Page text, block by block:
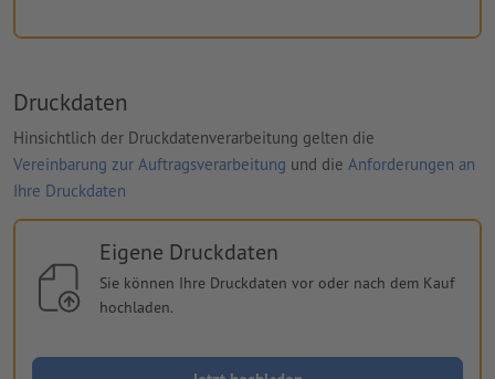
Druckdaten
Hinsichtlich der Druckdatenverarbeitung gelten die
Vereinbarung zur Auftragsverarbeitung und die Anforderungen an
Ihre Druckdaten
Eigene Druckdaten
Sie können Ihre Druckdaten vor oder nach dem Kauf
hochladen.